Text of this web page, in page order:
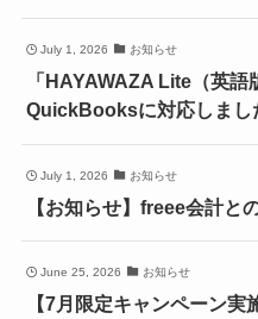
July 1, 2026 お知らせ
「HAYAWAZA Lite（英
QuickBooksに対応しまし
July 1, 2026 お知らせ
【お知らせ】freee会計と
June 25, 2026 お知らせ
【7月限定キャンペーン